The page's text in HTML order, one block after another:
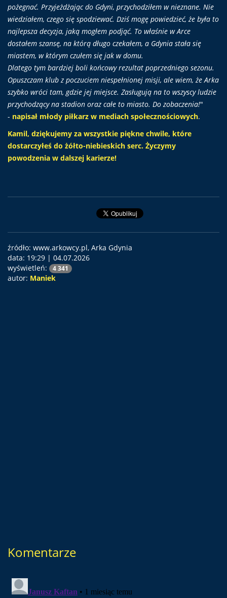
pożegnać. Przyjeżdżając do Gdyni, przychodziłem w nieznane. Nie
wiedziałem, czego się spodziewać. Dziś mogę powiedzieć, że była to
najlepsza decyzja, jaką mogłem podjąć. To właśnie w Arce
dostałem szansę, na którą długo czekałem, a Gdynia stała się
miastem, w którym czułem się jak w domu.
Dlatego tym bardziej boli końcowy rezultat poprzedniego sezonu.
Opuszczam klub z poczuciem niespełnionej misji, ale wiem, że Arka
szybko wróci tam, gdzie jej miejsce. Zasługują na to wszyscy ludzie
przychodzący na stadion oraz całe to miasto. Do zobaczenia!"
- napisał młody piłkarz w mediach społecznościowych.
Kamil, dziękujemy za wszystkie piękne chwile, które
dostarczyłeś do żółto-niebieskich serc. Życzymy
powodzenia w dalszej karierze!
źródło: www.arkowcy.pl, Arka Gdynia
data: 19:29 | 04.07.2026
wyświetleń:
4 341
autor: Maniek
Komentarze